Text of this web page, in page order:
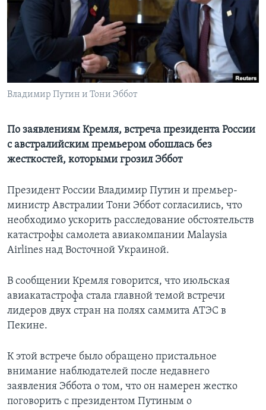
Learning English
СОЦИАЛЬНЫЕ СЕТИ
Владимир Путин и Тони Эббот
По заявлениям Кремля, встреча президента России
с австралийским премьером обошлась без
жесткостей, которыми грозил Эббот
Президент России Владимир Путин и премьер-
министр Австралии Тони Эббот согласились, что
необходимо ускорить расследование обстоятельств
катастрофы самолета авиакомпании Malaysia
Airlines над Восточной Украиной.
В сообщении Кремля говорится, что июльская
авиакатастрофа стала главной темой встречи
лидеров двух стран на полях саммита АТЭС в
Пекине.
К этой встрече было обращено пристальное
внимание наблюдателей после недавнего
заявления Эббота о том, что он намерен жестко
поговорить с президентом Путиным о